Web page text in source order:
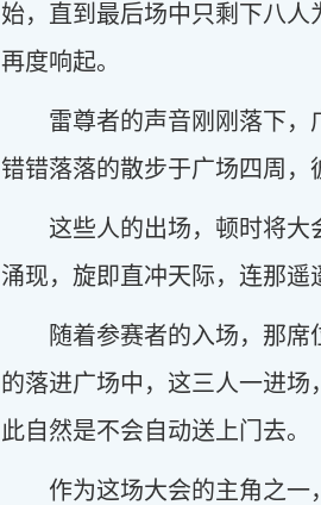
始，直到最后场中只剩下八人
再度响起。
雷尊者的声音刚刚落下
错错落落的散步于广场四周，
这些人的出场，顿时将
涌现，旋即直冲天际，连那遥
随着参赛者的入场，那
的落进广场中，这三人一进
此自然是不会自动送上门去。
作为这场大会的主角之